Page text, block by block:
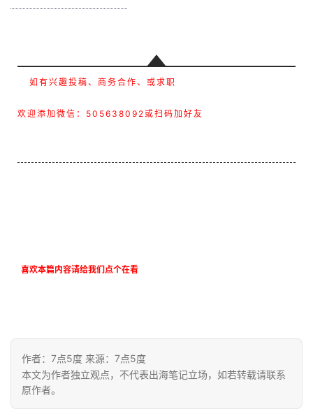
如有兴趣投稿、商务合作、或求职
欢迎添加微信：505638092或扫码加好友
喜欢本篇内容请给我们点个在看
作者：7点5度 来源：7点5度
本文为作者独立观点，不代表出海笔记立场，如若转载请联系
原作者。